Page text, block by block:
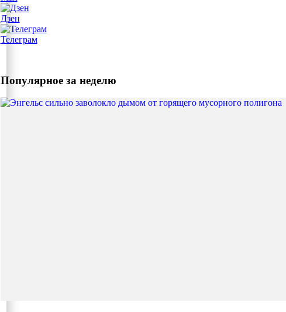
Дзен
Телеграм
Популярное за неделю